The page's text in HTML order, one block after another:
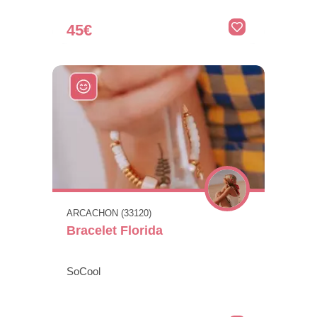
45€
ARCACHON (33120)
Bracelet Florida
SoCool